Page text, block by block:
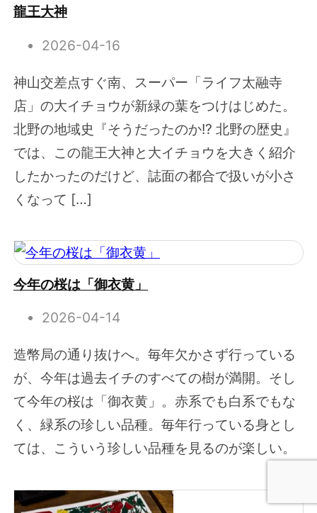
龍王大神
2026-04-16
神山交差点すぐ南、スーパー「ライフ太融寺
店」の大イチョウが新緑の葉をつけはじめた。
北野の地域史『そうだったのか!? 北野の歴史』
では、この龍王大神と大イチョウを大きく紹介
したかったのだけど、誌面の都合で扱いが小さ
くなって […]
今年の桜は「御衣黄」
2026-04-14
造幣局の通り抜けへ。毎年欠かさず行っている
が、今年は過去イチのすべての樹が満開。そし
て今年の桜は「御衣黄」。赤系でも白系でもな
く、緑系の珍しい品種。毎年行っている身とし
ては、こういう珍しい品種を見るのが楽しい。